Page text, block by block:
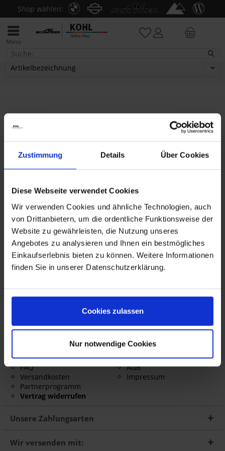
Zustimmung Details Über Cookies
Diese Webseite verwendet Cookies
Wir verwenden Cookies und ähnliche Technologien, auch
von Drittanbietern, um die ordentliche Funktionsweise der
Website zu gewährleisten, die Nutzung unseres
Angebotes zu analysieren und Ihnen ein bestmögliches
Einkaufserlebnis bieten zu können. Weitere Informationen
finden Sie in unserer Datenschutzerklärung.
Cookies zulassen
Nur notwendige Cookies
Shop wählen:
Menü
BMW 8er
Service
E-Mail:shop@kohl.de
Montag - Donnerstag: 9 - 16 Uhr
Themenwelten
BMW Motorrad
Harley Davidson
AC Schnitzer Motorrad Tuning
AC Schnitzer PKW Tuning
BMW PKW
Größentabelle
Kontakt
FAQ
Versandkosten
Partnerprogramm
Vertrag widerrufen
Informationen
Über uns
Widerrufsrecht
Barrierefreiheitserklärung
Datenschutz
AGB
Impressum
Unsere Zahlungsarten
Wir versenden mit: